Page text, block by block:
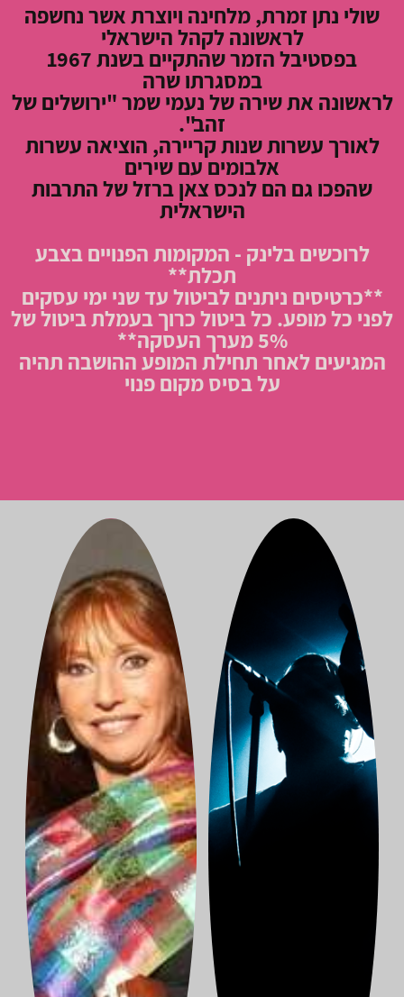
שולי נתן זמרת, מלחינה ויוצרת אשר נחשפה
לראשונה לקהל הישראלי
בפסטיבל הזמר שהתקיים בשנת 1967
במסגרתו שרה
לראשונה את שירה של נעמי שמר "ירושלים של
זהב".
לאורך עשרות שנות קריירה, הוציאה עשרות
אלבומים עם שירים
שהפכו גם הם לנכס צאן ברזל של התרבות
הישראלית
לרוכשים בלינק - המקומות הפנויים בצבע
תכלת**
**כרטיסים ניתנים לביטול עד שני ימי עסקים
לפני כל מופע. כל ביטול כרוך בעמלת ביטול של
5% מערך העסקה**
המגיעים לאחר תחילת המופע ההושבה תהיה
על בסיס מקום פנוי